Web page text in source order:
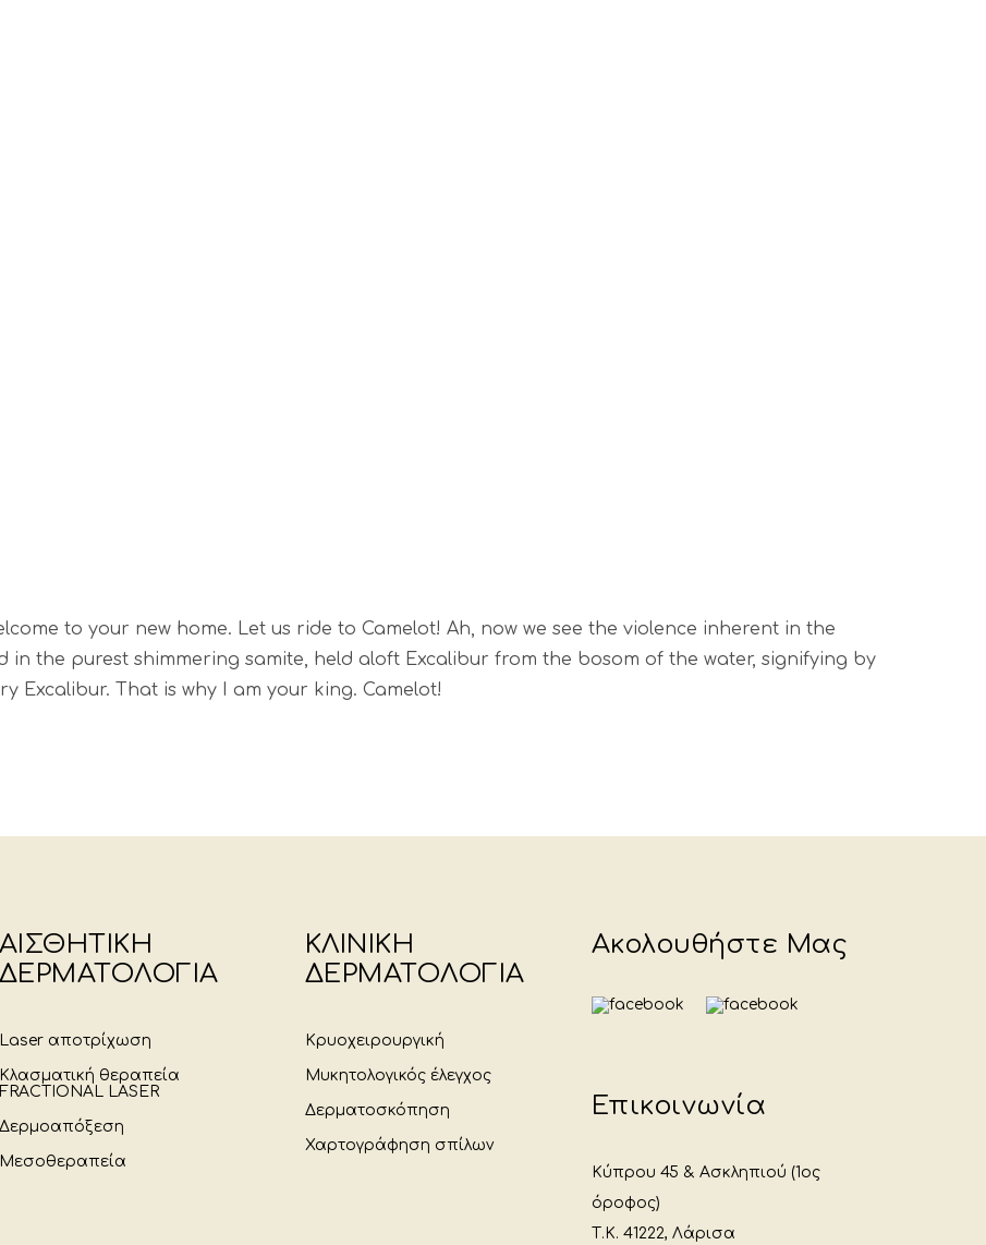
to your new home. Let us ride to Camelot! Ah, now we see the violence inherent in the
in the purest shimmering samite, held aloft Excalibur from the bosom of the water, signifying by
Excalibur. That is why I am your king. Camelot!
ΑΙΣΘΗΤΙΚΗ
ΔΕΡΜΑΤΟΛΟΓΙΑ
Laser αποτρίχωση
Κλασματική θεραπεία
FRACTIONAL LASER
Δερμοαπόξεση
Μεσοθεραπεία
ΚΛΙΝΙΚΗ
ΔΕΡΜΑΤΟΛΟΓΙΑ
Κρυοχειρουργική
Μυκητολογικός έλεγχος
Δερματοσκόπηση
Χαρτογράφηση σπίλων
Ακολουθήστε Μας
Επικοινωνία
Κύπρου 45 & Ασκληπιού (1ος
όροφος)
Τ.Κ. 41222, Λάρισα